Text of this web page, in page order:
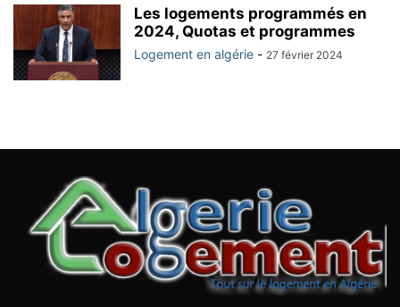
Les logements programmés en
2024, Quotas et programmes
Logement en algérie - 27 février 2024